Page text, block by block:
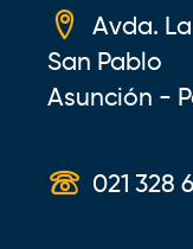
Avda.
San Pablo
Asunción -
021 328